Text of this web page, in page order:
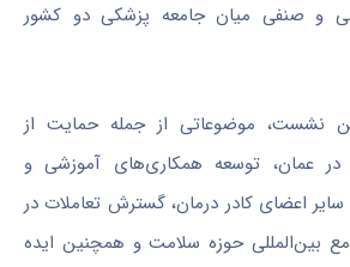
و صنفی میان جامعه پزشکی دو کشور
نشست، موضوعاتی از جمله حمایت از
در عمان، توسعه همکاری‌های آموزشی و
اعضای کادر درمان، گسترش تعاملات در
بین‌المللی حوزه سلامت و همچنین ایده